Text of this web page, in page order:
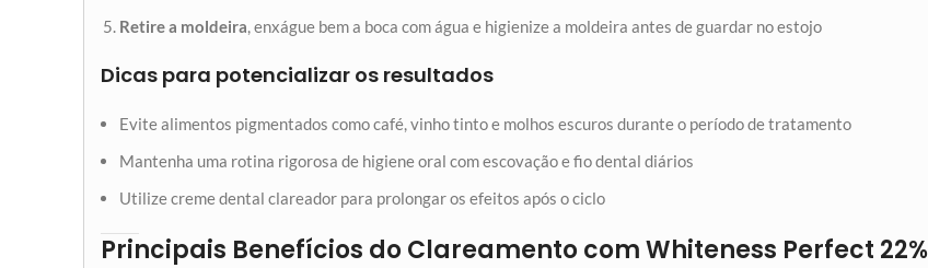
Retire a moldeira, enxágue bem a boca com água e higienize a moldeira antes de guardar no estojo
Dicas para potencializar os resultados
Evite alimentos pigmentados como café, vinho tinto e molhos escuros durante o período de tratamento
Mantenha uma rotina rigorosa de higiene oral com escovação e fio dental diários
Utilize creme dental clareador para prolongar os efeitos após o ciclo
Principais Benefícios do Clareamento com Whiteness Perfect 22%